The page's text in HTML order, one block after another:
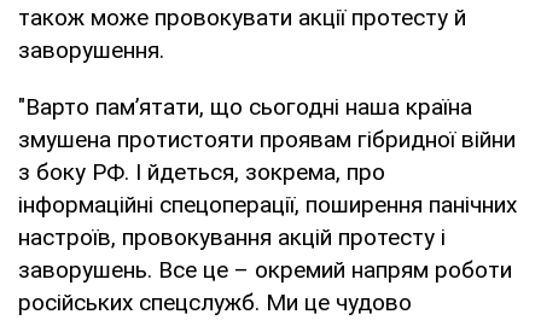
також може провокувати акції протесту й
заворушення.
"Варто пам’ятати, що сьогодні наша країна
змушена протистояти проявам гібридної війни
з боку РФ. І йдеться, зокрема, про
інформаційні спецоперації, поширення панічних
настроїв, провокування акцій протесту і
заворушень. Все це – окремий напрям роботи
російських спецслужб. Ми це чудово